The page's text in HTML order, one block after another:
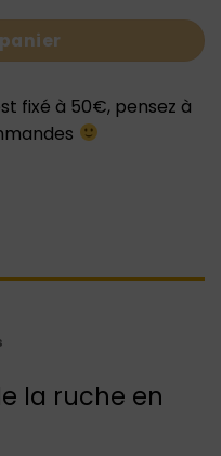
fixé à 50€, pensez à
la ruche en